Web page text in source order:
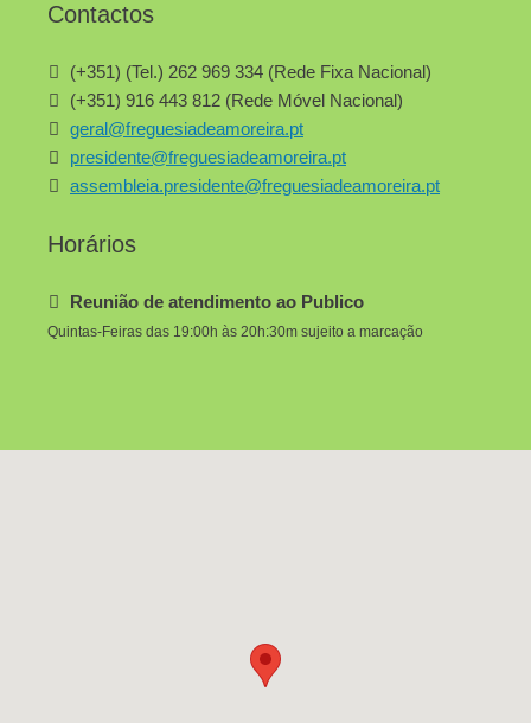
Contactos
(+351) (Tel.) 262 969 334 (Rede Fixa Nacional)
(+351) 916 443 812 (Rede Móvel Nacional)
geral@freguesiadeamoreira.pt
presidente@freguesiadeamoreira.pt
assembleia.presidente@freguesiadeamoreira.pt
Horários
Reunião de atendimento ao Publico
Quintas-Feiras das 19:00h às 20h:30m sujeito a marcação